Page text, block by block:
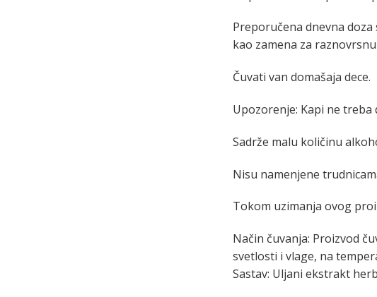
Preporučena dnevna
kao zamena za
Čuvati van domašaja dece.
Upozorenje: Kapi ne
Sadrže malu količinu
Nisu namenjene
Tokom uzimanja ovog
Način čuvanja: Proizvod
svetlosti i vlage, na
Sastav: Uljani ekstrakt